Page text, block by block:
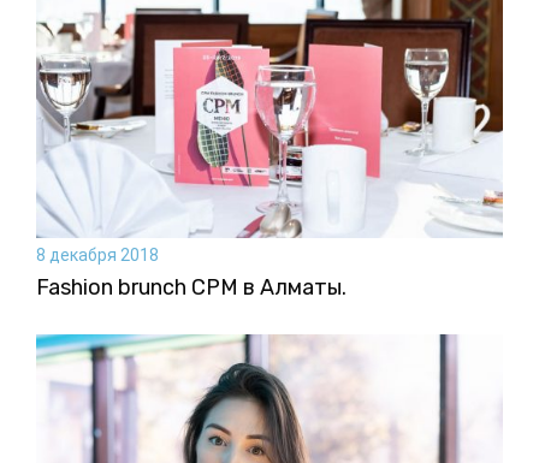
8 декабря 2018
Fashion brunch CPM в Алматы.